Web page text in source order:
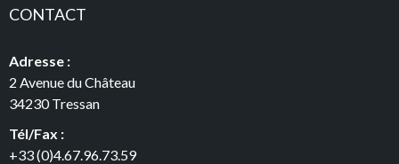
CONTACT
Adresse :
2 Avenue du Château
34230 Tressan
Tél/Fax :
+33 (0)4.67.96.73.59